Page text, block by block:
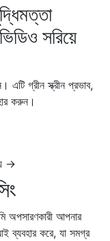
সরিয়ে
গ্রীন স্ক্রীন প্রভাব,
করুন।
→
অপসারণকারী আপনার
ব্যবহার করে, যা সমগ্র